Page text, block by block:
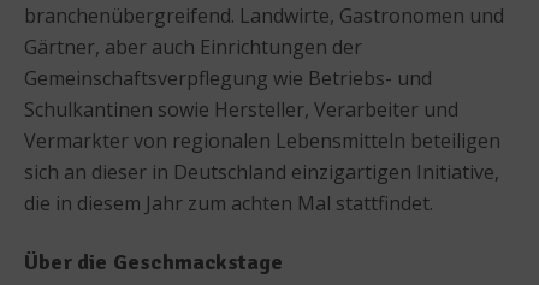
branchenübergreifend. Landwirte, Gastronomen und
Gärtner, aber auch Einrichtungen der
Gemeinschaftsverpflegung wie Betriebs- und
Schulkantinen sowie Hersteller, Verarbeiter und
Vermarkter von regionalen Lebensmitteln beteiligen
sich an dieser in Deutschland einzigartigen Initiative,
die in diesem Jahr zum achten Mal stattfindet.
Über die Geschmackstage